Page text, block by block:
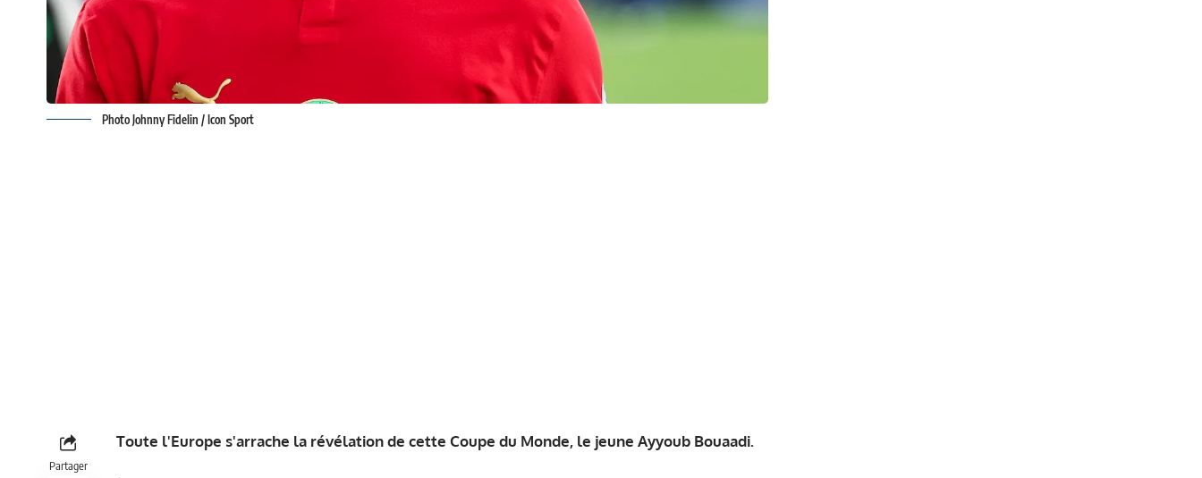
Photo Johnny Fidelin / Icon Sport
Partager
Toute l'Europe s'arrache la révélation de cette Coupe du Monde, le jeune Ayyoub Bouaadi.